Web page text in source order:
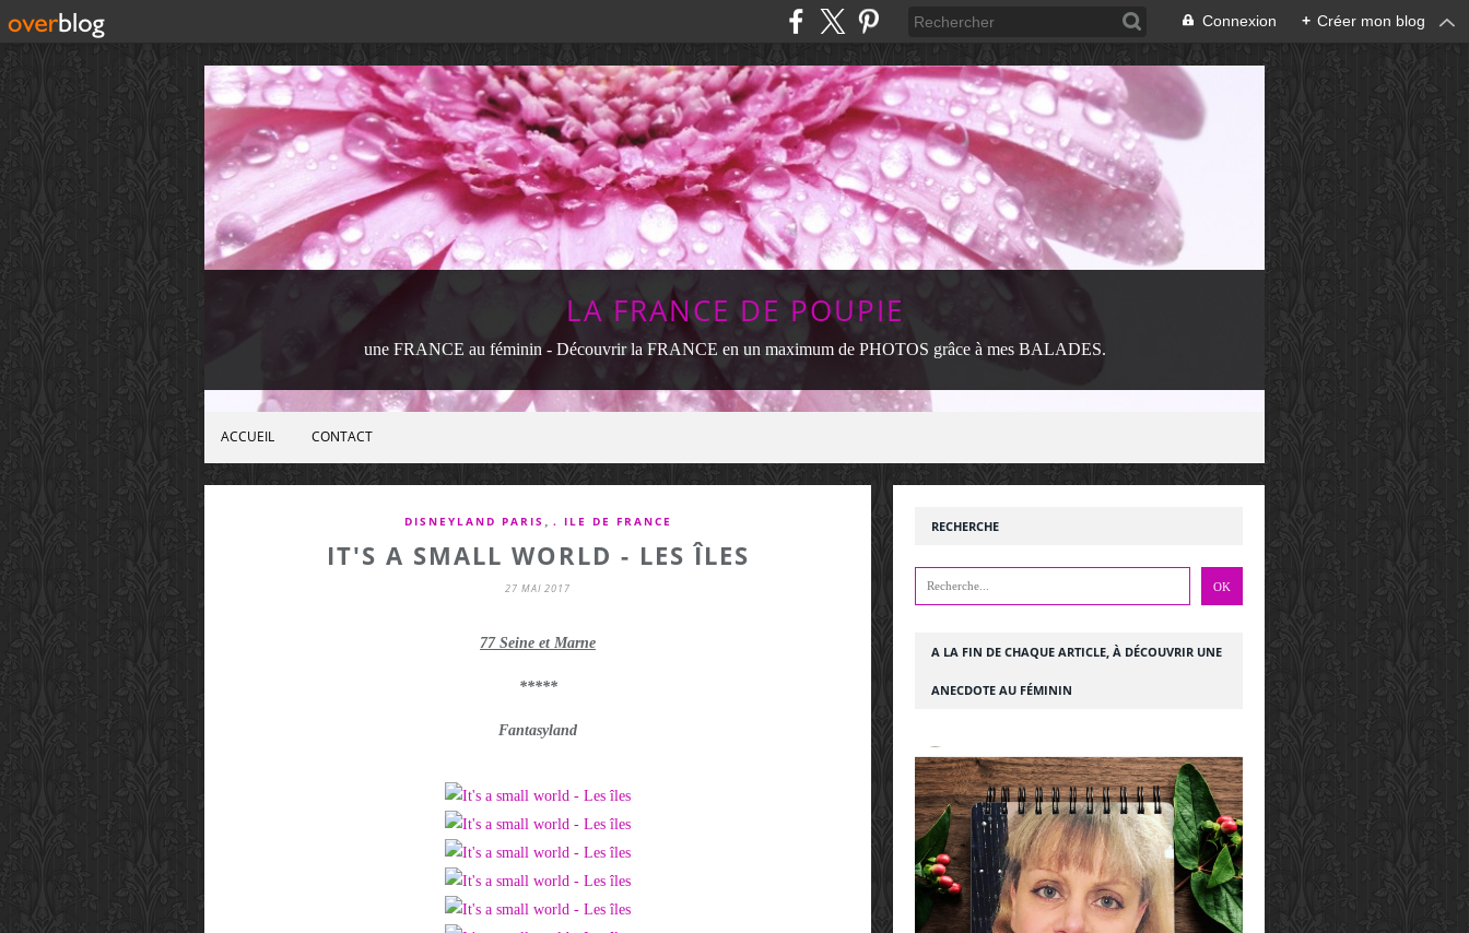
Connexion + Créer mon blog
LA FRANCE DE POUPIE
une FRANCE au féminin - Découvrir la FRANCE en un maximum de PHOTOS grâce à mes BALADES.
ACCUEIL CONTACT
DISNEYLAND PARIS . ILE DE FRANCE
IT'S A SMALL WORLD - LES ÎLES
27 MAI 2017
77 Seine et Marne
*****
Fantasyland
RECHERCHE
A LA FIN DE CHAQUE ARTICLE, À DÉCOUVRIR UNE
ANECDOTE AU FÉMININ